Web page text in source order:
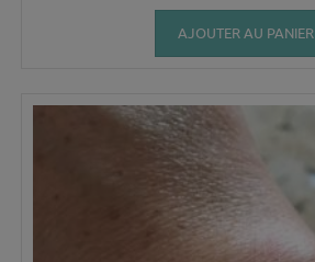
AJOUTER AU PANIER